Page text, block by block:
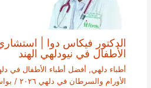
الدكتور فيكاس دوا |
الأطفال في نيودلهي الهند
أطباء دلهي, أفضل أطباء الأطفال في دلهي
الأورام والسرطان في دلهي ٢٠٢٦
/